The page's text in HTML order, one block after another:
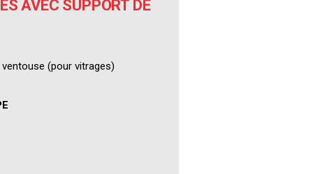
AVEC SUPPORT DE
(pour vitrages)